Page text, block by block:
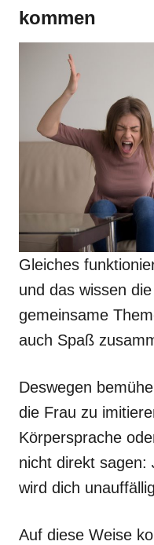
kommen
Gleiches
und das wissen
gemeinsame
auch Spaß
Deswegen
die Frau zu
Körpersprache
nicht direkt sagen:
wird dich
Auf diese Weise